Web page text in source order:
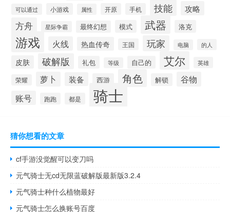
可以通过 小游戏 属性 开原 手机 技能 攻略
方舟 星际争霸 最终幻想 模式 武器 洛克
游戏 火线 热血传奇 王国 玩家 电脑 的人
皮肤 破解版 礼包 等级 自己的 艾尔 英雄
荣耀 萝卜 装备 西游 角色 解锁 谷物
账号 跑跑 都是 骑士
猜你想看的文章
cf手游没觉醒可以变刀吗
元气骑士无cd无限蓝破解版最新版3.2.4
元气骑士种什么植物最好
元气骑士怎么换账号百度